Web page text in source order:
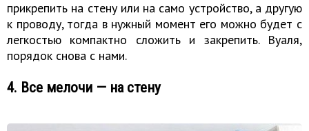
прикрепить на стену или на само устройство, а другую
к проводу, тогда в нужный момент его можно будет с
легкостью компактно сложить и закрепить. Вуаля,
порядок снова с нами.
4. Все мелочи — на стену